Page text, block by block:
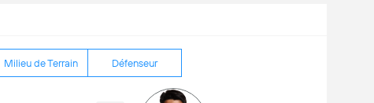
Milieu de Terrain Défenseur